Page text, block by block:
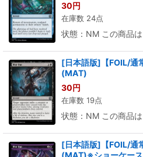
30円
在庫数 24点
状態：NM この商品は
[日本語版]【FOIL/通
(MAT)
30円
在庫数 19点
状態：NM この商品は
[日本語版]【FOIL/通
(MAT)※ショーケース